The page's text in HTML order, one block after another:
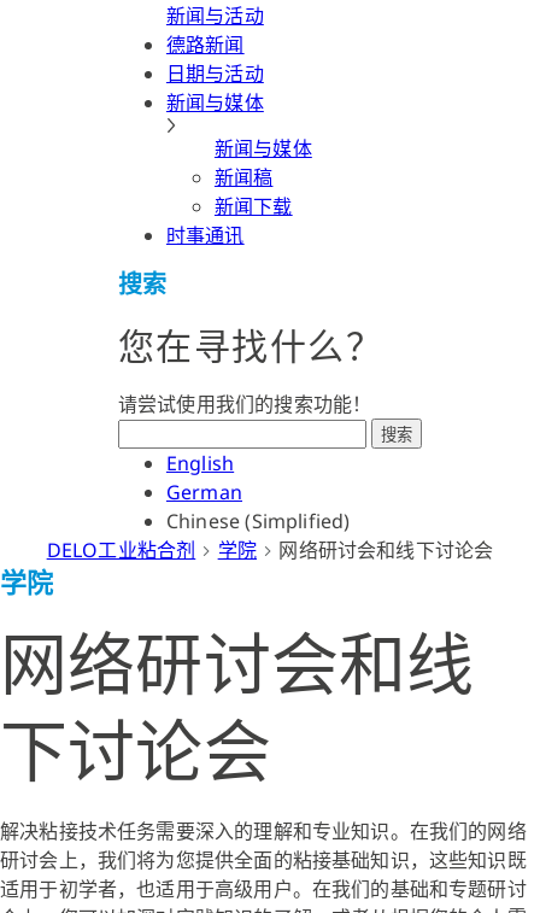
新闻与活动
德路新闻
日期与活动
新闻与媒体
新闻与媒体
新闻稿
新闻下载
时事通讯
搜索
您在寻找什么？
请尝试使用我们的搜索功能！
搜索
English
German
Chinese (Simplified)
DELO工业粘合剂
学院 网络研讨会和线下讨论会
学院
网络研讨会和线
下讨论会
解决粘接技术任务需要深入的理解和专业知识。在我们的网络
研讨会上，我们将为您提供全面的粘接基础知识，这些知识既
适用于初学者，也适用于高级用户。在我们的基础和专题研讨